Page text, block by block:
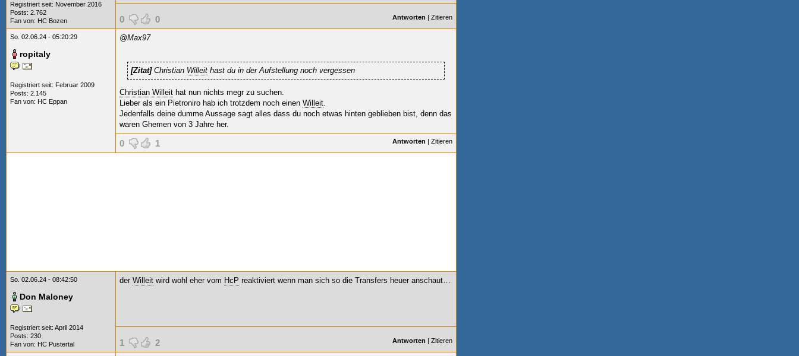
Registriert seit: November 2016
Posts: 2.762
Fan von: HC Bozen 0 0 Antworten | Zitieren
So. 02.06.24 - 05:20:29
ropitaly
Registriert seit: Februar 2009
Posts: 2.145
Fan von: HC Eppan
@Max97
[Zitat] Christian Willeit hast du in der Aufstellung noch vergessen
Christian Willeit hat nun nichts megr zu suchen.
Lieber als ein Pietroniro hab ich trotzdem noch einen Willeit.
Jedenfalls deine dumme Aussage sagt alles dass du noch etwas hinten geblieben bist, denn das
waren Ghemen von 3 Jahre her.
0 1 Antworten | Zitieren
So. 02.06.24 - 08:42:50
Don Maloney
Registriert seit: April 2014
Posts: 230
Fan von: HC Pustertal
der Willeit wird wohl eher vom HcP reaktiviert wenn man sich so die Transfers heuer anschaut…
1 2 Antworten | Zitieren